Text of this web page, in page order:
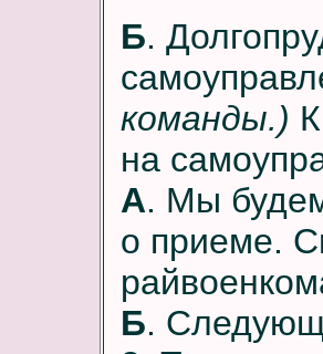
Б.
команды.)
на
А. Мы
о приеме.
Б.